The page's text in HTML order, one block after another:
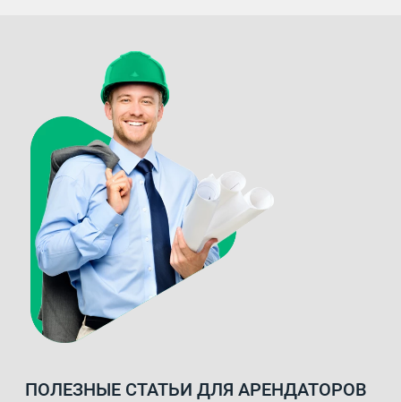
ПОЛЕЗНЫЕ СТАТЬИ ДЛЯ АРЕНДАТОРОВ